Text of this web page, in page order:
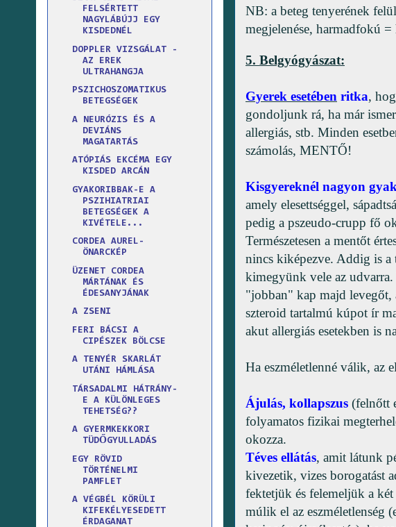
NB: a beteg tenyerének
megjelenése, harmadfokú
5. Belgyógyászat:
Gyerek esetében ritka,
gondoljunk rá, ha már
allergiás, stb. Minden
számolás, MENTŐ!
Kisgyereknél nagyon
amely elesettséggel,
pedig a pszeudo-crupp fő
Természetesen a mentőt
nincs kiképezve. Addig is a
kimegyünk vele az
"jobban" kap majd levegőt,
szteroid tartalmú kúpot ír
akut allergiás esetekben is
Ha eszméletlenné válik, az
Ájulás, kollapszus (felnőtt
folyamatos fizikai
okozza.
Téves ellátás, amit látunk
kivezetik, vizes borogatást
fektetjük és felemeljük a
múlik el az eszméletlenség
FELSÉRTETT
NAGYLÁBÚJJ EGY
KISDEDNÉL
DOPPLER VIZSGÁLAT -
AZ EREK
ULTRAHANGJA
PSZICHOSZOMATIKUS
BETEGSÉGEK
A NEURÓZIS ÉS A
DEVIÁNS
MAGATARTÁS
ATÓPIÁS EKCÉMA EGY
KISDED ARCÁN
GYAKORIBBAK-E A
PSZIHIATRIAI
BETEGSÉGEK A
KIVÉTELE...
CORDEA AUREL-
ÖNARCKÉP
ÜZENET CORDEA
MÁRTÁNAK ÉS
ÉDESANYJÁNAK
A ZSENI
FERI BÁCSI A
CIPÉSZEK BÖLCSE
A TENYÉR SKARLÁT
UTÁNI HÁMLÁSA
TÁRSADALMI HÁTRÁNY-
E A KÜLÖNLEGES
TEHETSÉG??
A GYERMKEKKORI
TÜDŐGYULLADÁS
EGY RÖVID
TÖRTÉNELMI
PAMFLET
A VÉGBÉL KÖRÜLI
KIFEKÉLYESEDETT
ÉRDAGANAT